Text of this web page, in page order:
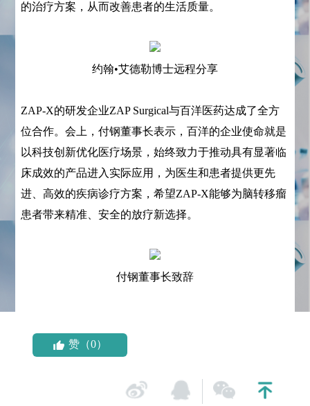
的治疗方案，从而改善患者的生活质量。
约翰•艾德勒博士远程分享
ZAP-X的研发企业ZAP Surgical与百洋医药达成了全方
位合作。会上，付钢董事长表示，百洋的企业使命就是
以科技创新优化医疗场景，始终致力于推动具有显著临
床成效的产品进入实际应用，为医生和患者提供更先
进、高效的疾病诊疗方案，希望ZAP-X能够为脑转移瘤
患者带来精准、安全的放疗新选择。
付钢董事长致辞
赞（0）